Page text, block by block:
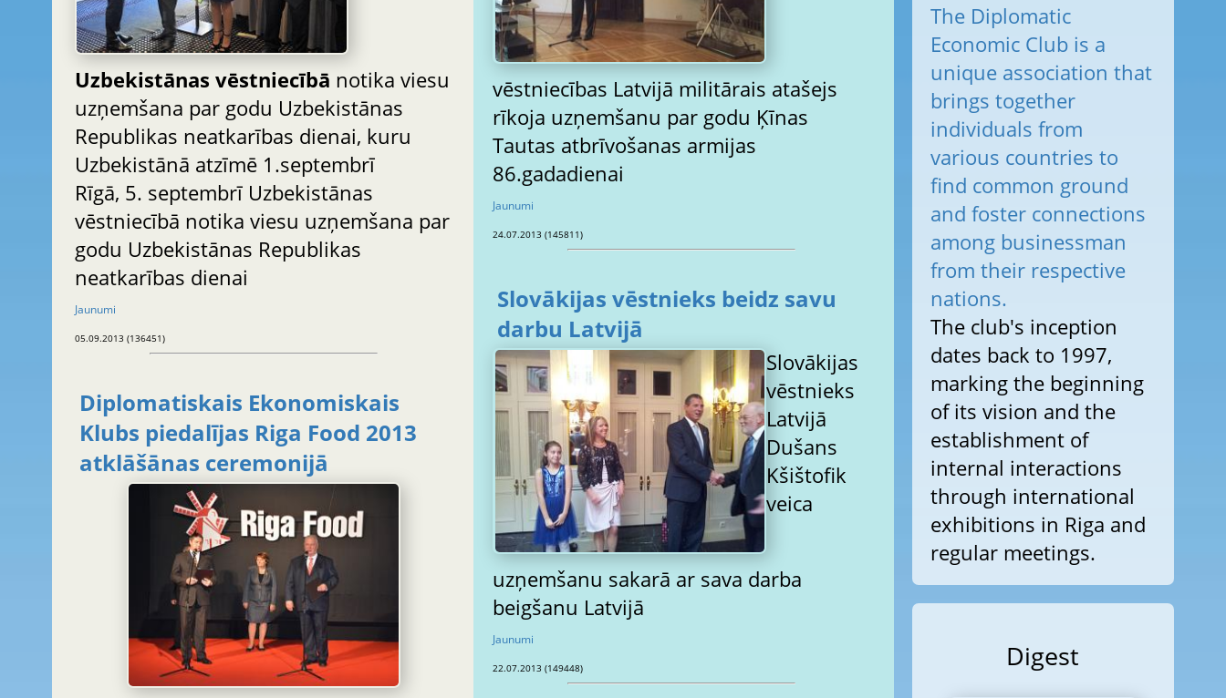
Uzbekistānas vēstniecībā
uzņemšana par godu Uzbekistānas
Republikas neatkarības dienai, kuru
Uzbekistānā atzīmē 1.septembrī
Rīgā, 5. septembrī Uzbekistānas
vēstniecībā notika viesu uzņemšana par
godu Uzbekistānas Republikas
neatkarības dienai
Jaunumi
05.09.2013 (136451)
Diplomatiskais Ekonomiskais
Klubs piedalījas Riga Food 2013
atklāšānas ceremonijā
vēstniecības Latvijā militārais atašejs
rīkoja uzņemšanu par godu Ķīnas
Tautas atbrīvošanas armijas
86.gadadienai
Jaunumi
24.07.2013 (145811)
Slovākijas vēstnieks beidz savu
darbu Latvijā
Slovākijas
vēstnieks
Latvijā
Dušans
Kšištofik
veica
uzņemšanu sakarā ar sava darba
beigšanu Latvijā
Jaunumi
22.07.2013 (149448)
The Diplomatic
Economic Club is a
unique association that
brings together
individuals from
various countries to
find common ground
and foster connections
among businessman
from their respective
nations.
The club's inception
dates back to 1997,
marking the beginning
of its vision and the
establishment of
internal interactions
through international
exhibitions in Riga and
regular meetings.
Digest